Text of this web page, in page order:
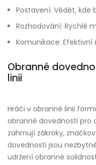
Postavení: Vědět, kde
Rozhodování: Rychlé
Komunikace:
Obranné
linii
Hráči v obranné linii
obranné dovednosti pro
zahrnují zákroky,
dovednosti jsou
udržení obranné